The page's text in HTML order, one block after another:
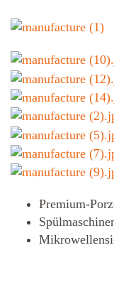
Premium-